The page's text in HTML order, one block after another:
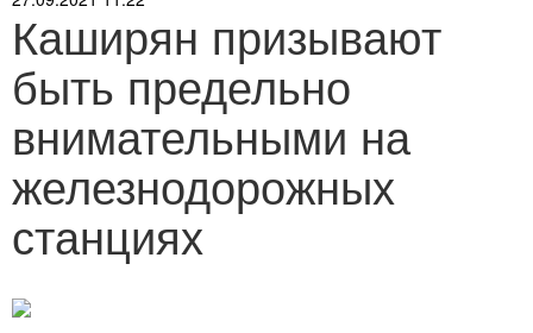
Каширян призывают
быть предельно
внимательными на
железнодорожных
станциях